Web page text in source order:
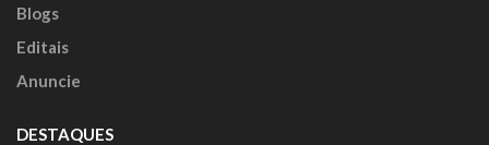
Blogs
Editais
Anuncie
DESTAQUES